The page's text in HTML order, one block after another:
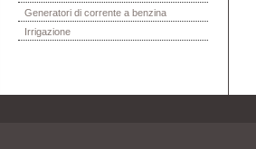
Generatori di corrente a benzina
Irrigazione